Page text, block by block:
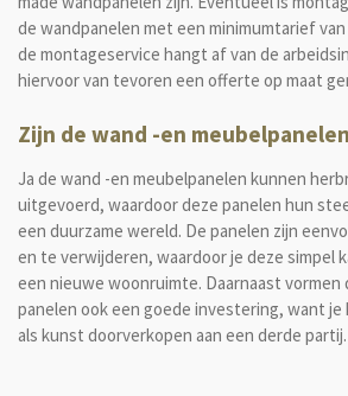
de wandpanelen met een minimumtarief van
de montageservice hangt af van de
hiervoor van tevoren een offerte op maat
Zijn de wand -en
Ja de wand -en meubelpanelen kunnen
uitgevoerd, waardoor deze panelen hun
een duurzame wereld. De panelen zijn
en te verwijderen, waardoor je deze simpel
een nieuwe woonruimte. Daarnaast vormen
panelen ook een goede investering, want je
als kunst doorverkopen aan een derde partij.